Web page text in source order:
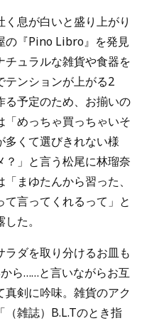
息が白いと盛り上がり
の『Pino Libro』を発見
チュラルな雑貨や食器を
テンションが上がる2
る予定のため、お揃いの
めっちゃ買っちゃいそ
多くて選びきれない様
」と言う松尾に林瑠奈
まゆたんから習った、
言ってくれるって」と
た。
ラダを取り分けるお皿も
ら……と言いながらお互
剣に吟味。雑貨のアク
雑誌）B.L.Tのとき指